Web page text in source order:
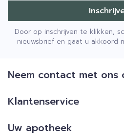
Door op inschrijven te klikken,
nieuwsbrief en gaat u akkoord
Neem contact met ons
Klantenservice
Uw apotheek